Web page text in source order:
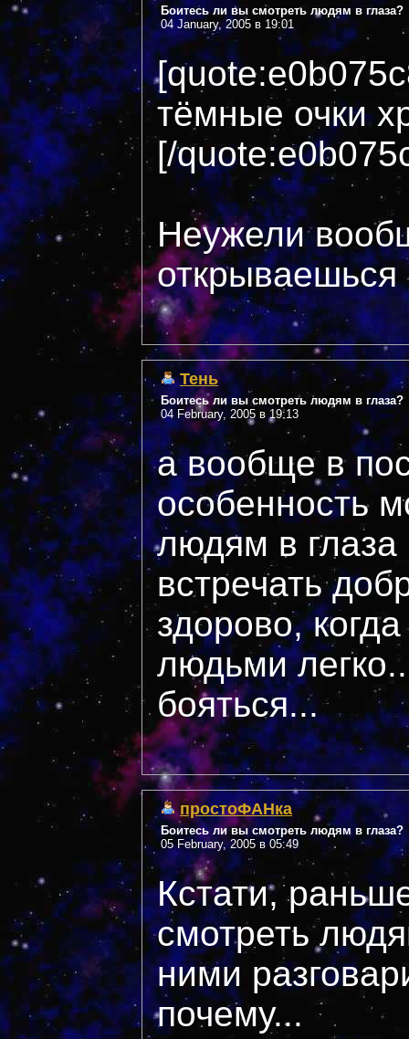
Боитесь ли вы смотреть людям в глаза?
04 January, 2005 в 19:01
тёмные очки
[/
Неужели
Тень
Боитесь ли вы смотреть людям в глаза?
04 February, 2005 в 19:13
а вообще в
особенность
людям в глаза
встречать
здорово,
людьми
бояться...
простоФАНка
Боитесь ли вы смотреть людям в глаза?
05 February, 2005 в 05:49
Кстати,
смотреть
ними
почему...